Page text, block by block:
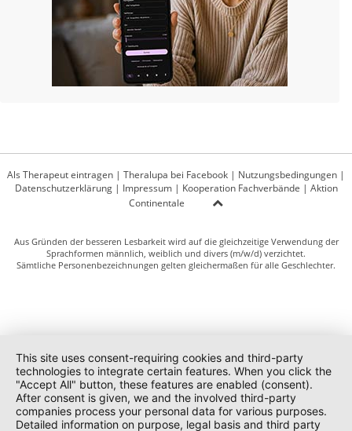
Als Therapeut eintragen | Theralupa bei Facebook | Nutzungsbedingungen |
Datenschutzerklärung| Impressum| Kooperation Fachverbände | Aktion
Continentale
Aus Gründen der besseren Lesbarkeit wird auf die gleichzeitige Verwendung der
Sprachformen männlich, weiblich und divers (m/w/d) verzichtet.
Sämtliche Personenbezeichnungen gelten gleichermaßen für alle Geschlechter.
This site uses consent-requiring cookies and third-party
technologies to integrate certain features. When you click the
"Accept All" button, these features are enabled (consent).
After consent is given, we and the involved third-party
companies process your personal data for various purposes.
Detailed information on purpose, legal basis and third party